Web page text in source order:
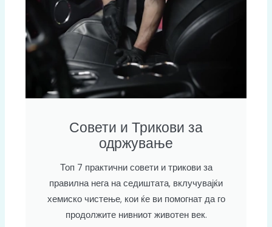
Совети и Трикови за
одржување
Топ 7 практични совети и трикови за
правилна нега на седиштата, вклучувајќи
хемиско чистење, кои ќе ви помогнат да го
продолжите нивниот животен век.